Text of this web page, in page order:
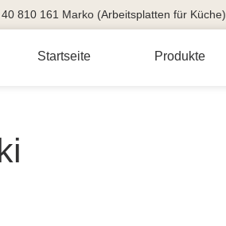
810 161 Marko (Arbeitsplatten für Küche)
Startseite Produkte